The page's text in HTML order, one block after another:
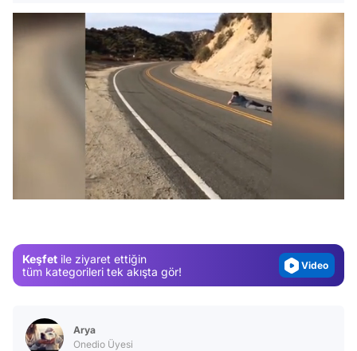
Keşfet ile ziyaret ettiğin
tüm kategorileri tek akışta gör!
Video
Arya
Onedio Üyesi